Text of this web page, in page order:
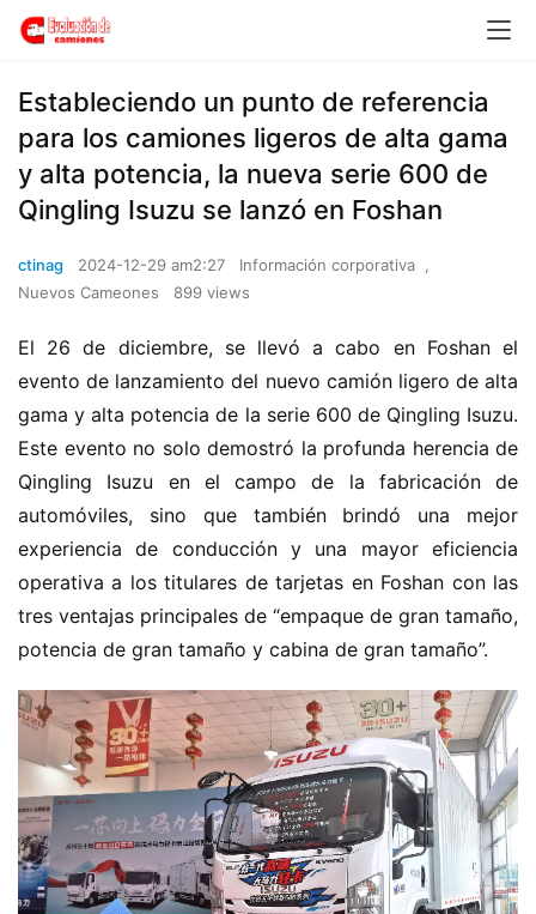
Estableciendo un punto de referencia
para los camiones ligeros de alta gama
y alta potencia, la nueva serie 600 de
Qingling Isuzu se lanzó en Foshan
ctinag 2024-12-29 am2:27 Información corporativa
,
Nuevos Cameones
899 views
El 26 de diciembre, se llevó a cabo en Foshan el
evento de lanzamiento del nuevo camión ligero de alta
gama y alta potencia de la serie 600 de Qingling Isuzu.
Este evento no solo demostró la profunda herencia de
Qingling Isuzu en el campo de la fabricación de
automóviles, sino que también brindó una mejor
experiencia de conducción y una mayor eficiencia
operativa a los titulares de tarjetas en Foshan con las
tres ventajas principales de “empaque de gran tamaño,
potencia de gran tamaño y cabina de gran tamaño”.